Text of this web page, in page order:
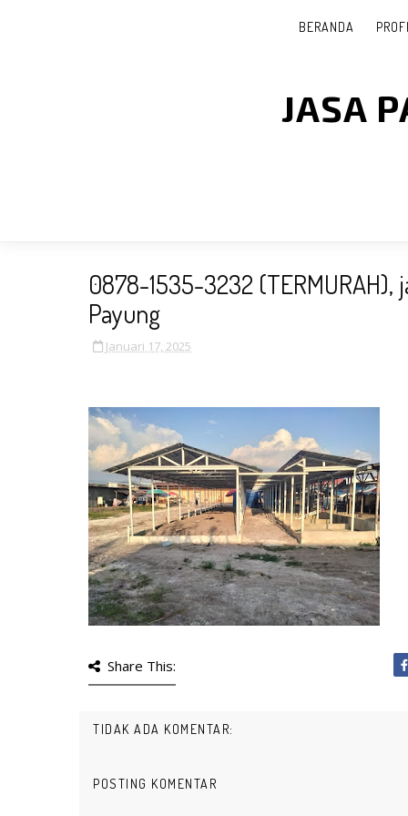
BERANDA
JASA
0878-1535-3232
Payung
Januari 17, 2025
Share This:
TIDAK ADA KOMENTAR:
POSTING KOMENTAR